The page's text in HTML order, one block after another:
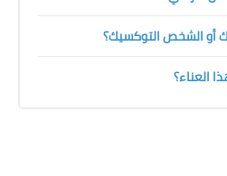
أو الشخص التوكسيك؟
العناء؟